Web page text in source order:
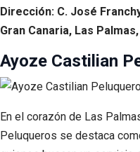
Dirección: C. José
Gran Canaria, Las
Ayoze Castilian
En el corazón de Las
Peluqueros se destaca